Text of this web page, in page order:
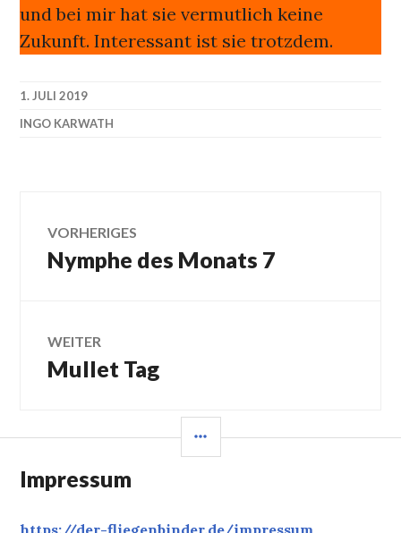
und bei mir hat sie vermutlich keine
Zukunft. Interessant ist sie trotzdem.
1. JULI 2019
INGO KARWATH
Beitragsnavigation
VORHERIGES
Vorheriger
Beitrag:
Nymphe des Monats 7
WEITER
Nächster
Mullet Tag
Impressum
https://der-fliegenbinder.de/impressum